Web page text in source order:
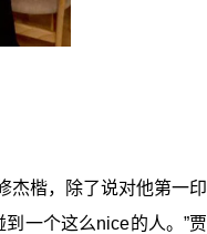
杰楷，除了说对他第一印
一个这么nice的人。”贾